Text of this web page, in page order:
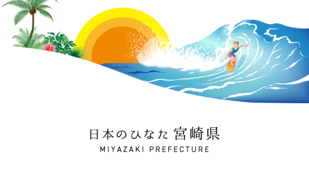
日本のひなた 宮崎県
MIYAZAKI PREFECTURE